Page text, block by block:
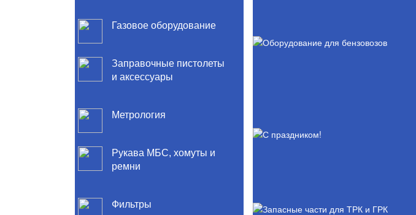
Газовое оборудование
Заправочные пистолеты
и аксессуары
Метрология
Рукава МБС, хомуты и
ремни
Фильтры